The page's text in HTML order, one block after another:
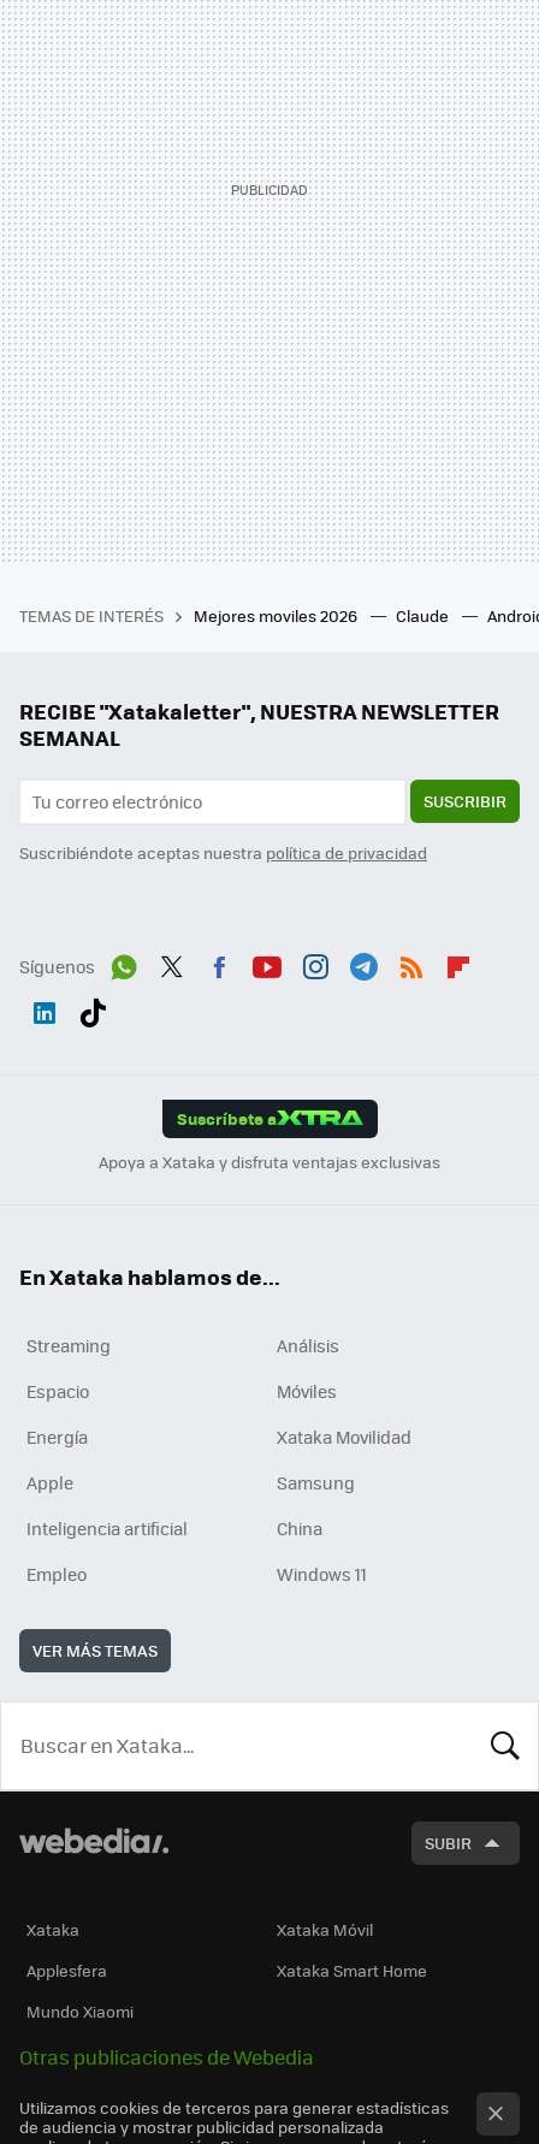
TEMAS DE INTERÉS Mejores moviles 2026 Claude
RECIBE "Xatakaletter", NUESTRA NEWSLETTER
SEMANAL
SUSCRIBIR
Suscribiéndote aceptas nuestra política de privacidad
Síguenos
Suscríbete a
Apoya a Xataka y disfruta ventajas exclusivas
En Xataka hablamos de...
Streaming
Análisis
Espacio
Móviles
Energía
Xataka Movilidad
Apple
Samsung
Inteligencia artificial
China
Empleo
Windows 11
VER MÁS TEMAS
SUBIR
Xataka
Xataka Móvil
Applesfera
Xataka Smart Home
Mundo Xiaomi
Otras publicaciones de Webedia
Utilizamos cookies de terceros para generar estadísticas
de audiencia y mostrar publicidad personalizada